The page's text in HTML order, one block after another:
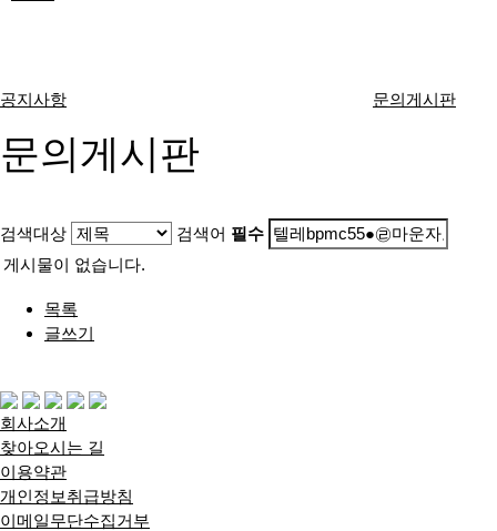
공지사항 문의게시판
문의게시판
검색대상 검색어 필수
게시물이 없습니다.
목록
글쓰기
회사소개
찾아오시는 길
이용약관
개인정보취급방침
이메일무단수집거부